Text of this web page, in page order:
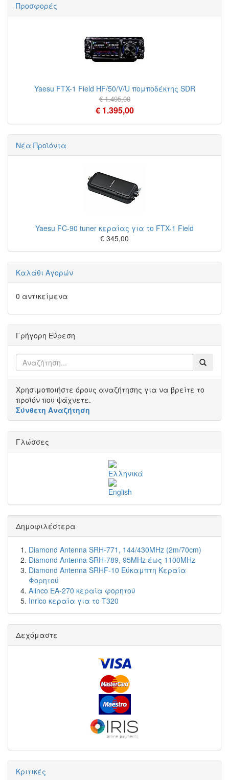
Προσφορές
Yaesu FTX-1 Field HF/50/V/U πομποδέκτης SDR
€ 1.495,00
€ 1.395,00
Νέα Προϊόντα
Yaesu FC-90 tuner κεραίας για το FTX-1 Field
€ 345,00
Καλάθι Αγορών
0 αντικείμενα
Γρήγορη Εύρεση
Χρησιμοποιήστε όρους αναζήτησης για να βρείτε το
προϊόν που ψάχνετε.
Σύνθετη Αναζήτηση
Γλώσσες
Δημοφιλέστερα
Diamond Antenna SRH-771, 144/430MHz (2m/70cm)
Diamond Antenna SRH-789, 95MHz έως 1100MHz
Diamond Antenna SRHF-10 Εύκαμπτη Κεραία
Φορητού
Alinco EA-270 κεραία φορητού
Inrico κεραία για το T320
Δεχόμαστε
Κριτικές